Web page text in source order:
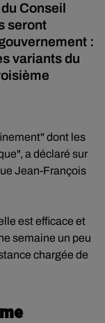
Conseil
seront
:
variants du
dont les
a déclaré sur
Jean-François
est efficace et
semaine un peu
chargée de